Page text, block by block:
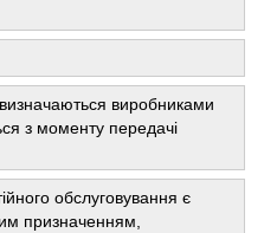
виробниками
з моменту передачі
обслуговування є
призначенням,